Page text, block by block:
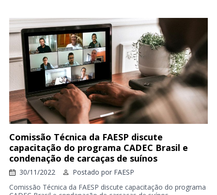
Comissão Técnica da FAESP discute
capacitação do programa CADEC Brasil e
condenação de carcaças de suínos
30/11/2022 Postado por FAESP
Comissão Técnica da FAESP discute capacitação do programa